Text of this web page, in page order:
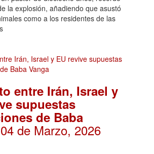
la explosión, añadiendo que asustó
como a los residentes de las
entre Irán, Israel y
supuestas
de Baba
de Marzo, 2026